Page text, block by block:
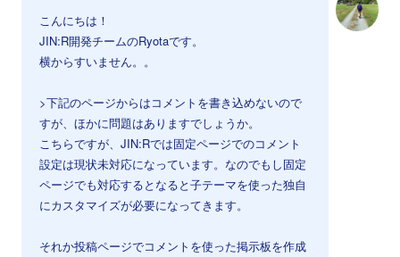
こんにちは！
JIN:R開発チームのRyotaです。
横からすいません。。
>下記のページからはコメントを書き込めないので
すが、ほかに問題はありますでしょうか。
こちらですが、JIN:Rでは固定ページでのコメント
設定は現状未対応になっています。なのでもし固定
ページでも対応するとなると子テーマを使った独自
にカスタマイズが必要になってきます。
それか投稿ページでコメントを使った掲示板を作成